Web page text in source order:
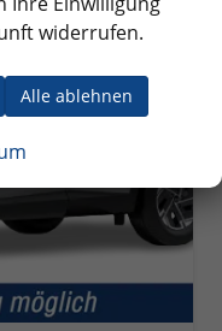
widerrufen.
Alle ablehnen